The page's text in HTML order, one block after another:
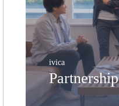
ivica
Partnership